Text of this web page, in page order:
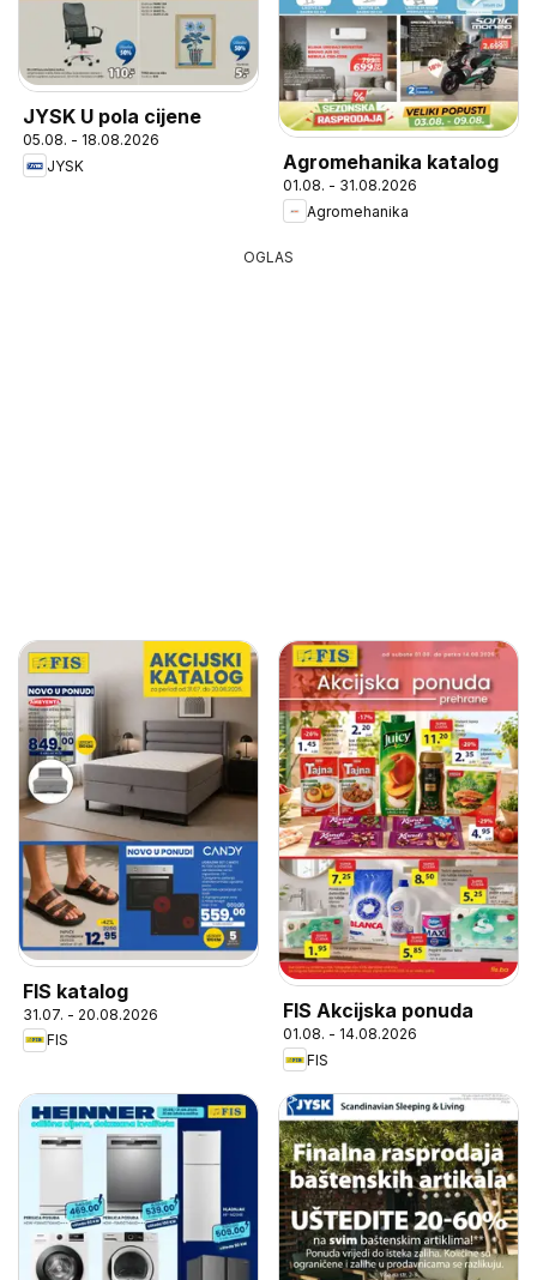
JYSK U pola cijene
05.08. - 18.08.2026
JYSK
Agromehanika katalog
01.08. - 31.08.2026
Agromehanika
OGLAS
FIS katalog
31.07. - 20.08.2026
FIS
FIS Akcijska ponuda
01.08. - 14.08.2026
FIS